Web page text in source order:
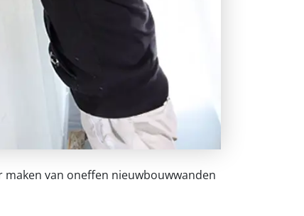
maken van oneffen nieuwbouwwanden